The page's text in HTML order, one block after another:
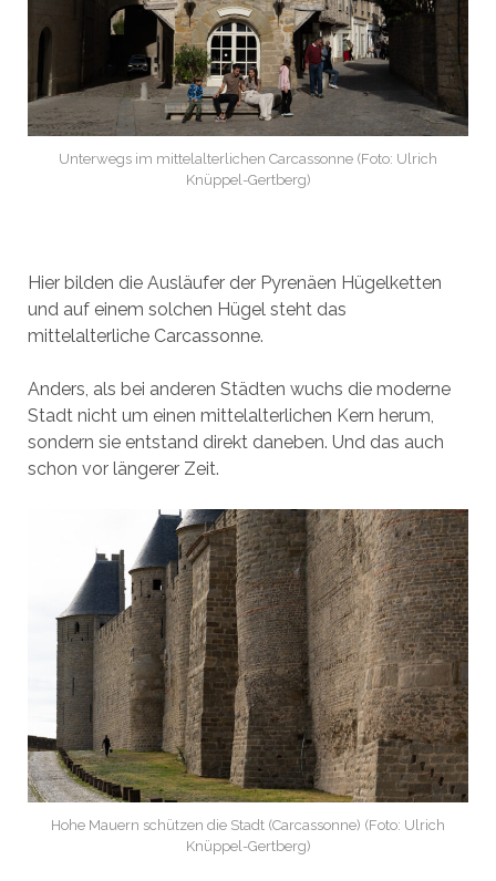
Unterwegs im mittelalterlichen Carcassonne (Foto: Ulrich
Knüppel-Gertberg)
Hier bilden die Ausläufer der Pyrenäen Hügelketten
und auf einem solchen Hügel steht das
mittelalterliche Carcassonne.
Anders, als bei anderen Städten wuchs die moderne
Stadt nicht um einen mittelalterlichen Kern herum,
sondern sie entstand direkt daneben. Und das auch
schon vor längerer Zeit.
Hohe Mauern schützen die Stadt (Carcassonne) (Foto: Ulrich
Knüppel-Gertberg)